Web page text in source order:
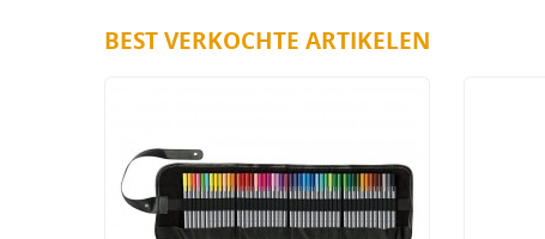
BEST VERKOCHTE ARTIKELEN